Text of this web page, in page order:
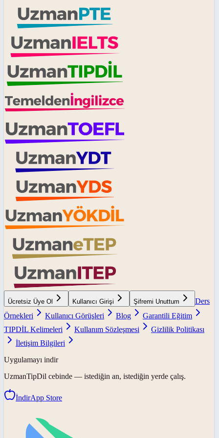
Ücretsiz Üye Ol Kullanıcı Girişi Şifremi Unuttum
Ders
Örnekleri
Kullanıcı Görüşleri Blog
Garantili Eğitim
TIPDİL Kelimeleri
Kullanım Sözleşmesi
Gizlilik Politikası
İletişim Bilgileri
Uygulamayı indir
UzmanTipDil cebinde — istediğin an, istediğin yerde çalış.
İndirApp Store